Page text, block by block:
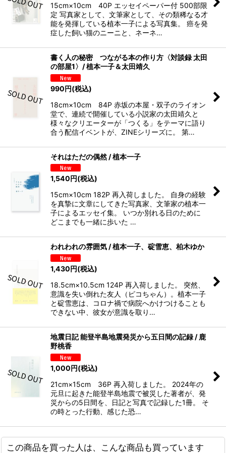
15cm×10cm 40P エッセイペーパー付 500部限
定 写真家として、文筆家として、その類稀なる才
能を発揮している植本一子による写真集。 癌を発
症した飼い猫のニーニと、ネーネ…
書く人の秘密 つながる本の作り方〈対談録 太田
の部屋1〉/ 植本一子＆太田靖久
990円(税込)
18cm×10cm 84P 赤坂の本屋・双子のライオン
堂で、連続で開催している小説家の太田靖久と
様々なクリエーターが「つくる」をテーマに語り
合う配信イベントが、ZINEシリーズに。 第…
それはただの偶然 / 植本一子
1,540円(税込)
15cm×10cm 182P 再入荷しました。 自身の経験
を真摯に文章にしてきた写真家、文筆家の植本一
子によるエッセイ集。 いつか別れる日のために
どこまでも一緒に歩いた …
われわれの雰囲気 / 植本一子、碇雪恵、柏木ゆか
1,430円(税込)
18.5cm×10.5cm 124P 再入荷しました。 突然、
意識を失い倒れた友人（ピコちゃん）。植本一子
と碇雪恵は、コロナ禍で病院へかけつけることも
できない中、彼女が意識を取り…
地震日記 能登半島地震発災から五日間の記録 / 鹿
野桃香
1,000円(税込)
21cm×15cm 36P 再入荷しました。 2024年の
元旦に起きた能登半島地震で被災した著者が、発
災からの5日間を、日記と写真で記録した1冊。 そ
の時とった行動、感じた恐…
この商品を買った人は、こんな商品も買っています